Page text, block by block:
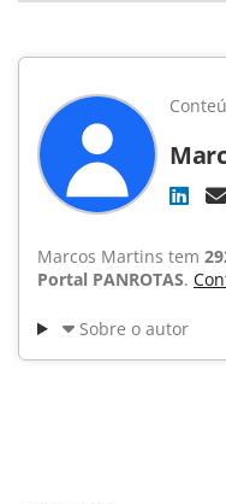
Marcos Martins tem
Portal PANROTAS.
Sobre o autor